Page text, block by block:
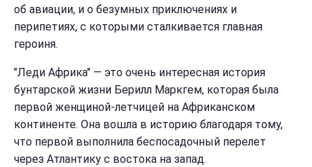
об авиации, и о безумных приключениях и
перипетиях, с которыми сталкивается главная
героиня.
"Леди Африка" — это очень интересная история
бунтарской жизни Берилл Маркгем, которая была
первой женщиной-летчицей на Африканском
континенте. Она вошла в историю благодаря тому,
что первой выполнила беспосадочный перелет
через Атлантику с востока на запад.